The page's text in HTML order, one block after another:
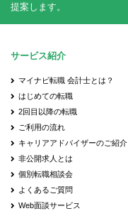
提案します。
サービス紹介
マイナビ転職 会計士とは？
はじめての転職
2回目以降の転職
ご利用の流れ
キャリアアドバイザーのご紹介
非公開求人とは
個別転職相談会
よくあるご質問
Web面談サービス